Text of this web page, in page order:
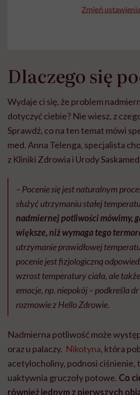
Zmień ustawienia
Dlaczego się
Wydaje ci się, że problem
dotyczyć ciebie? Nie wiesz, z
Sprawdź, co na ten temat mówi
med. Anna Telenga, specjalista
z Kliniki Zdrowia i Urody
– Pocenie się jest naturalnym
służyć utrzymaniu stałej
nadmiernej potliwości mówimy,
większe, niż wymaga tego
utrzymanie prawidłowej
pocenie jest fizjologiczną
wzrost temperatury ciała, ale
emocje, np. niepokój – podkreśla dr
rozmowie z Hello Zdrowie.
Nadmierna potliwość może
oraz u palaczy. Nikotyna, która
acetylocholiny, podnosi ciśnienie,
uaktywnia gruczoły potowe. Co
również jednym z pierwszych